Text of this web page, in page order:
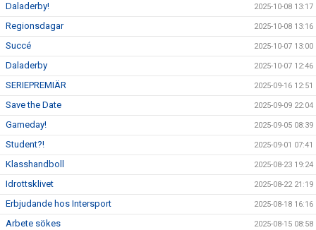
Daladerby! 2025-10-08 13:17
Regionsdagar 2025-10-08 13:16
Succé 2025-10-07 13:00
Daladerby 2025-10-07 12:46
SERIEPREMIÄR 2025-09-16 12:51
Save the Date 2025-09-09 22:04
Gameday! 2025-09-05 08:39
Student?! 2025-09-01 07:41
Klasshandboll 2025-08-23 19:24
Idrottsklivet 2025-08-22 21:19
Erbjudande hos Intersport 2025-08-18 16:16
Arbete sökes 2025-08-15 08:58